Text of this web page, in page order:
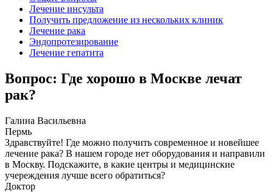
Лечение инсульта
Получить предложение из нескольких клиник
Лечение рака
Эндопротезирование
Лечение гепатита
Вопрос: Где хорошо в Москве лечат
рак?
Галина Васильевна
Пермь
Здравствуйте! Где можно получить современное и новейшее
лечение рака? В нашем городе нет оборудования и направили
в Москву. Подскажите, в какие центры и медицинские
учереждения лучше всего обратиться?
Доктор